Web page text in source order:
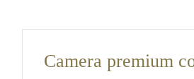
Camera premium